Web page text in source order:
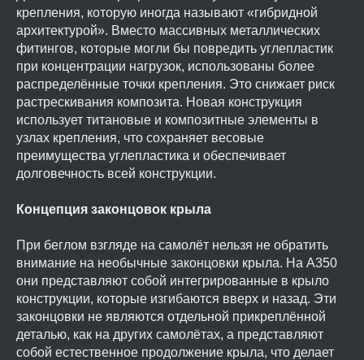
крепления, которую иногда называют «гибридной
архитектурой». Вместо массивных металлических
фитингов, которые могли бы повредить углепластик
при концентрации нагрузок, использованы более
распределённые точки крепления. Это снижает риск
растрескивания композита. Новая конструкция
использует титановые и композитные элементы в
узлах крепления, что сохраняет весовые
преимущества углепластика и обеспечивает
долговечность всей конструкции.
Концепция законцовок крыла
При беглом взгляде на самолёт нельзя не обратить
внимание на необычные законцовки крыла. На A350
они представляют собой интегрированные в крыло
конструкции, которые изгибаются вверх и назад. Эти
законцовки не являются отдельной прикреплённой
деталью, как на других самолётах, а представляют
собой естественное продолжение крыла, что делает